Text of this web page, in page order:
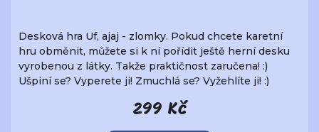
Desková hra Uf, ajaj - zlomky. Pokud chcete karetní
hru obměnit, můžete si k ní pořídit ještě herní desku
vyrobenou z látky. Takže praktičnost zaručena! :)
Ušpiní se? Vyperete ji! Zmuchlá se? Vyžehlíte ji! :)
299 Kč